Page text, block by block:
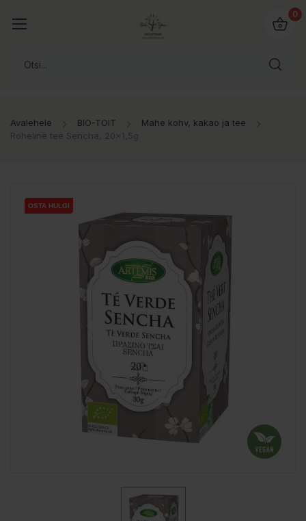
0
Avalehele BIO-TOIT
Mahe kohv, kakao ja tee
Roheline tee Sencha, 20x1,5g
OSTA HULGI
OSTA HULGI
OSTA HULGI